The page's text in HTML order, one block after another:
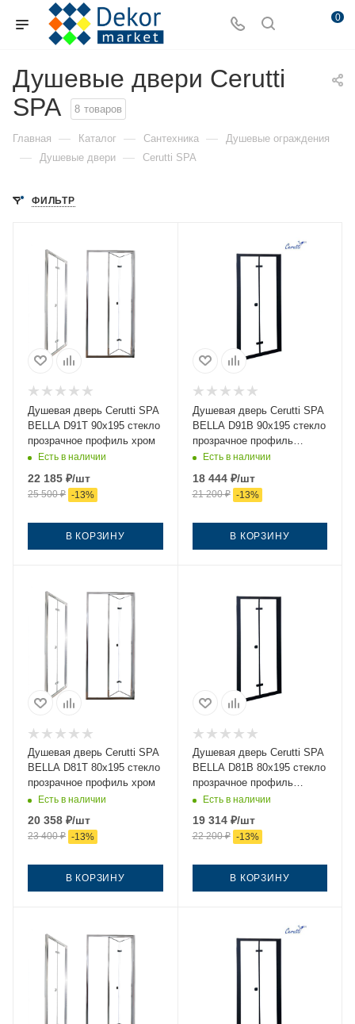
0
Душевые двери Cerutti
SPA
8 товаров
Главная — Каталог — Сантехника — Душевые ограждения
— Душевые двери — Cerutti SPA
ФИЛЬТР
Душевая дверь Cerutti SPA
BELLA D91T 90х195 стекло
прозрачное профиль хром
Есть в наличии
22 185 ₽/шт
25 500₽ -13%
В КОРЗИНУ
Душевая дверь Cerutti SPA
BELLA D91B 90х195 стекло
прозрачное профиль
черный
Есть в наличии
18 444₽/шт
21 200₽ -13%
В КОРЗИНУ
Душевая дверь Cerutti SPA
BELLA D81T 80х195 стекло
прозрачное профиль хром
Есть в наличии
20 358 ₽/шт
23 400₽ -13%
В КОРЗИНУ
Душевая дверь Cerutti SPA
BELLA D81B 80х195 стекло
прозрачное профиль
черный
Есть в наличии
19 314₽/шт
22 200₽ -13%
В КОРЗИНУ